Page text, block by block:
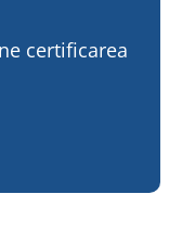
certificarea